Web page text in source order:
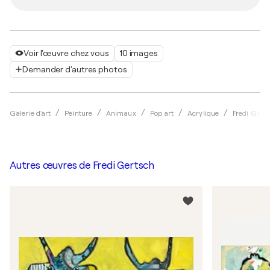
Voir l'œuvre chez vous
10 images
Demander d'autres photos
Galerie d'art Peinture Animaux Pop art Acrylique Fredi
Autres œuvres de Fredi Gertsch